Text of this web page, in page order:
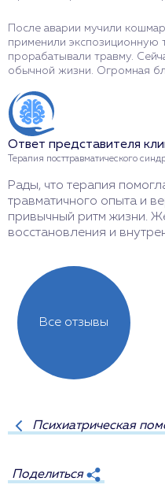
После аварии мучили
применили экспозиционную
прорабатывали травму.
обычной жизни. Огромная
Ответ представителя
Терапия посттравматического
Рады, что терапия
травматичного опыта и
привычный ритм жизни.
восстановления и
Все отзывы
Психиатрическая
Поделиться